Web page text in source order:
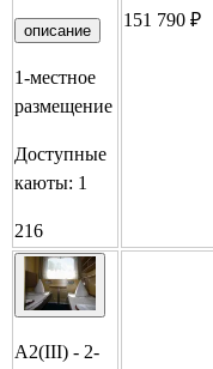
описание
1-местное
размещение
Доступные
каюты: 1
216
151 790 ₽
А2(III) - 2-